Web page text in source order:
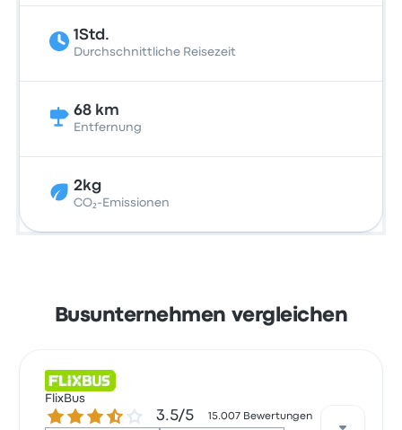
1Std.
Durchschnittliche Reisezeit
68 km
Entfernung
2kg
CO₂-Emissionen
Busunternehmen vergleichen
FlixBus
3.5 von 5 Sternen3.5/5 15.007 Bewertungen